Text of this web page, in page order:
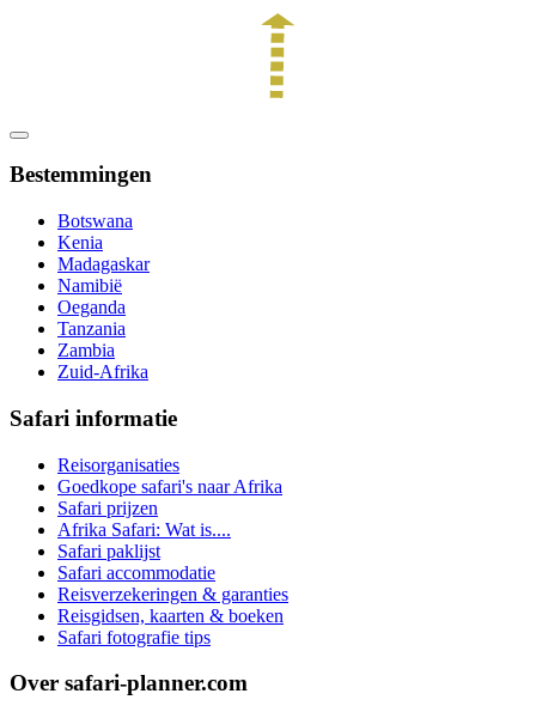
Bestemmingen
Botswana
Kenia
Madagaskar
Namibië
Oeganda
Tanzania
Zambia
Zuid-Afrika
Safari informatie
Reisorganisaties
Goedkope safari's naar Afrika
Safari prijzen
Afrika Safari: Wat is....
Safari paklijst
Safari accommodatie
Reisverzekeringen & garanties
Reisgidsen, kaarten & boeken
Safari fotografie tips
Over safari-planner.com